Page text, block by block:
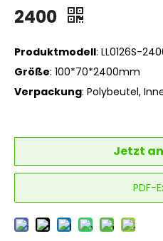
2400
Produktmodell: LL0126S-
Größe: 100*70*2400mm
Verpackung: Polybeutel,
Jetzt
PDF-